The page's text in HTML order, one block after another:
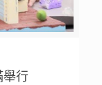
舉行